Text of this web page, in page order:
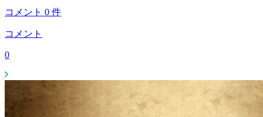
コメント 0 件
コメント
0